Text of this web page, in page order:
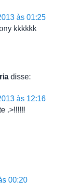
às 01:25
kkkkkk
disse:
às 12:16
.>!!!!!!
00:20